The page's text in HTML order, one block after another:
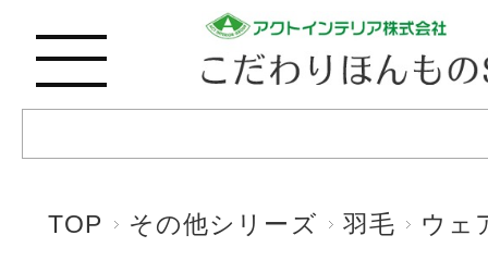
TOP その他シリーズ 羽毛 ウェ